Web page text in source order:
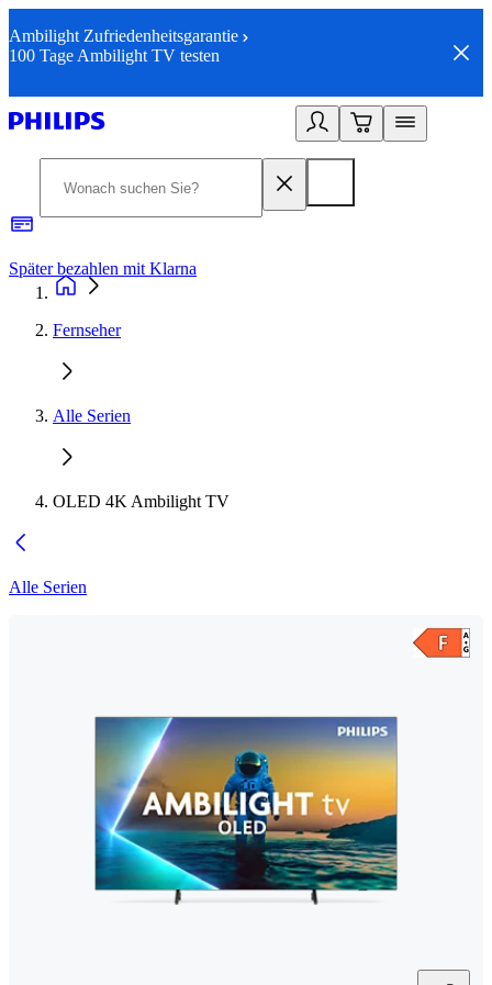
Ambilight Zufriedenheitsgarantie
100 Tage Ambilight TV testen
Später bezahlen mit Klarna
Fernseher
Alle Serien
OLED 4K Ambilight TV
Alle Serien